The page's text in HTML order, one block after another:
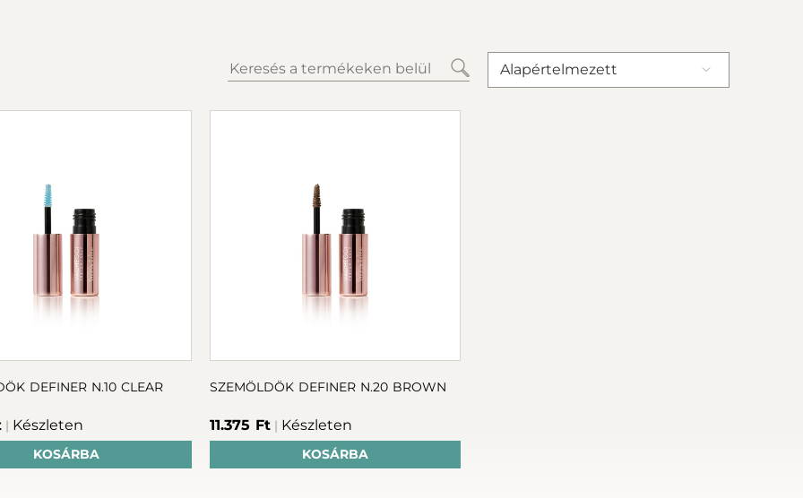
Alapértelmezett
DEFINER N.10 CLEAR
| Készleten
KOSÁRBA
SZEMÖLDÖK DEFINER N.20 BROWN
11.375 Ft | Készleten
KOSÁRBA